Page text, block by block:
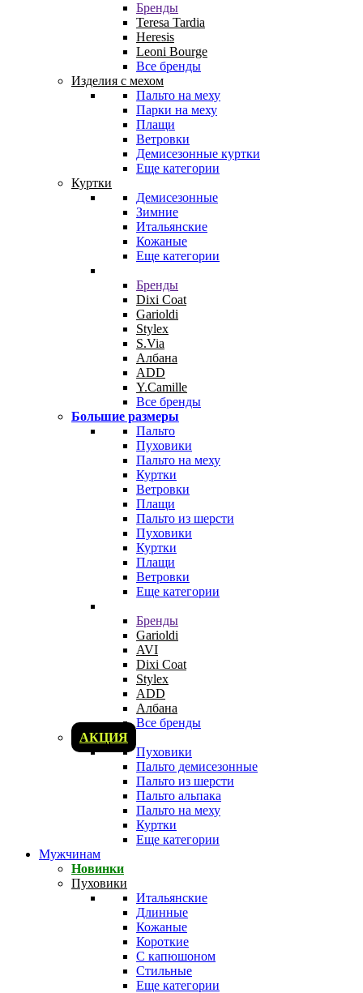
Бренды
Teresa Tardia
Heresis
Leoni Bourge
Все бренды
Изделия с мехом
Пальто на меху
Парки на меху
Плащи
Ветровки
Демисезонные куртки
Еще категории
Куртки
Демисезонные
Зимние
Итальянские
Кожаные
Еще категории
Бренды
Dixi Coat
Garioldi
Stylex
S.Via
Албана
ADD
Y.Camille
Все бренды
Большие размеры
Пальто
Пуховики
Пальто на меху
Куртки
Ветровки
Плащи
Пальто из шерсти
Пуховики
Куртки
Плащи
Ветровки
Еще категории
Бренды
Garioldi
AVI
Dixi Coat
Stylex
ADD
Албана
Все бренды
АКЦИЯ
Пуховики
Пальто демисезонные
Пальто из шерсти
Пальто альпака
Пальто на меху
Куртки
Еще категории
Мужчинам
Новинки
Пуховики
Итальянские
Длинные
Кожаные
Короткие
С капюшоном
Стильные
Еще категории